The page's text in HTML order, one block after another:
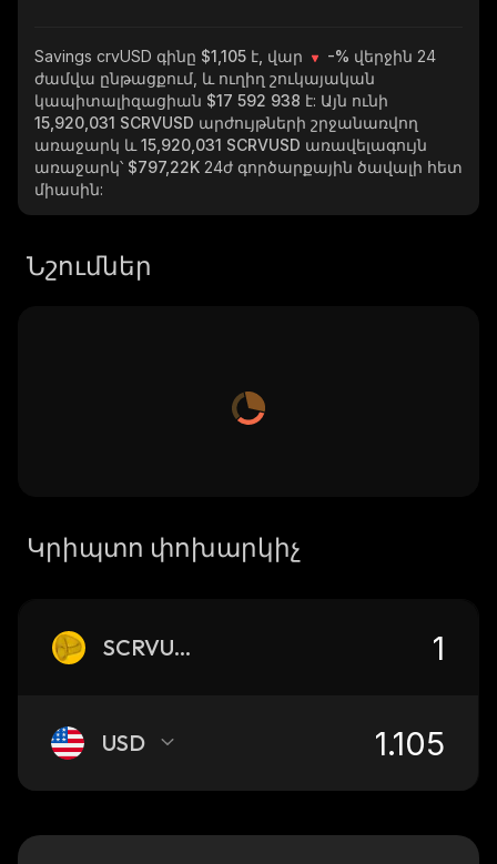
Savings crvUSD գինը $1,105 է, վար -% վերջին 24
ժամվա ընթացքում, և ուղիղ շուկայական
կապիտալիզացիան $17 592 938 է: Այն ունի
15,920,031 SCRVUSD արժույթների շրջանառվող
առաջարկ և 15,920,031 SCRVUSD առավելագույն
առաջարկ՝ $797,22K 24ժ գործարքային ծավալի հետ
միասին:
Նշումներ
Կրիպտո փոխարկիչ
SCRVUSD
USD